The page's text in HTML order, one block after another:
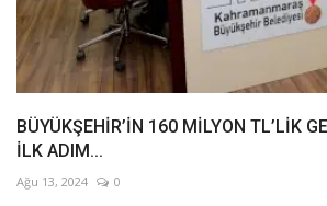
BÜYÜKŞEHİR’İN 160 MİLYON TL’LİK
İLK ADIM...
Ağu 13, 2024 0